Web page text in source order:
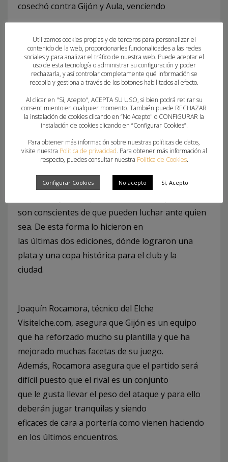
cosechó contra Gijón y Aula, venciendo
partido donde las guerreras franjiverdes
mostraron a la afición una de las mejores
primeras partes del equipo desde la llegada de
Joaquín Rocamora.
Sin duda el equipo afronta este partido con el
conocimiento de que visitan a un rival
complicado. Ahora bien, el equipo sabe del buen
en portería de Nicole Morales, el trabajo
son conscientes de que pueden luchar ante quien
sea. De esta forma lo hicieron en
las últimas dos ediciones, dónde lograron una
plata y una copa histórica para el club y la
ciudad.
Joaquín Rocamora, técnico del Elche
Visitelche.com, asegura que Gijón es un equipo
que ha reforzado mucho su plantilla y que ha
mejorado muchas facetas de su juego.
Además, Rocamora asegura que el partido será
difícil puesto que el rival es un conjunto
que le gusta llevar el peso del ataque y para ello
deberán jugar tranquilas y siendo
eficaces de cara a portería como vienen haciendo
en los últimos encuentros.
Utilizamos cookies propias y de terceros para personalizar el
contenido de la web, proporcionarles funcionalidades a las redes
sociales y para analizar el tráfico de nuestra web. Puede aceptar el
uso de esta tecnología o administrar su configuración y poder
rechazarla, y así controlar completamente qué información se
recopila y gestiona a través de los botones habilitados al efecto.
Al clicar en "Sí, Acepto", ACEPTA SU USO, si bien podrá retirar su
consentimiento en cualquier momento. También puede RECHAZAR
la instalación de cookies clicando en “No Acepto" o CONFIGURAR la
instalación de cookies clicando en “Configurar Cookies”.
Para obtener más información sobre nuestras políticas de datos,
visite nuestra Política de privacidad. Para obtener más información al
respecto, puedes consultar nuestra Política de Cookies.
Configurar Cookies No acepto Sí, Acepto